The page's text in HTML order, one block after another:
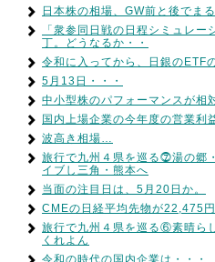
日本株の相場、GW前と後でま
「衆参同日戦の日程シミュレ
丁。どうなるか・・
令和に入ってから、日銀のETF
5月13日・・・
中小型株のパフォーマンスが相
国内上場企業の今年度の営業利
波高き相場…
旅行で九州４県を巡る⓻湯の郷
イブし三角・熊本へ
当面の注目日は、5月20日か。
CMEの日経平均先物が22,475円
旅行で九州４県を巡る⑥素晴ら
くれよん
令和の時代の国内企業は・・・